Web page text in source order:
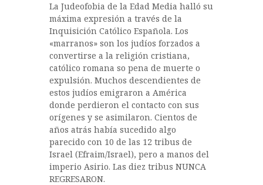
e
b
o
o
k
te
r
s
p
p
m
p
a
rt
ir
La Judeofobia de la Edad Media halló su
máxima expresión a través de la
Inquisición Católico Española. Los
«marranos» son los judíos forzados a
convertirse a la religión cristiana,
católico romana so pena de muerte o
expulsión. Muchos descendientes de
estos judíos emigraron a América
donde perdieron el contacto con sus
orígenes y se asimilaron. Cientos de
años atrás había sucedido algo
parecido con 10 de las 12 tribus de
Israel (Efraim/Israel), pero a manos del
imperio Asirio. Las diez tribus NUNCA
REGRESARON.